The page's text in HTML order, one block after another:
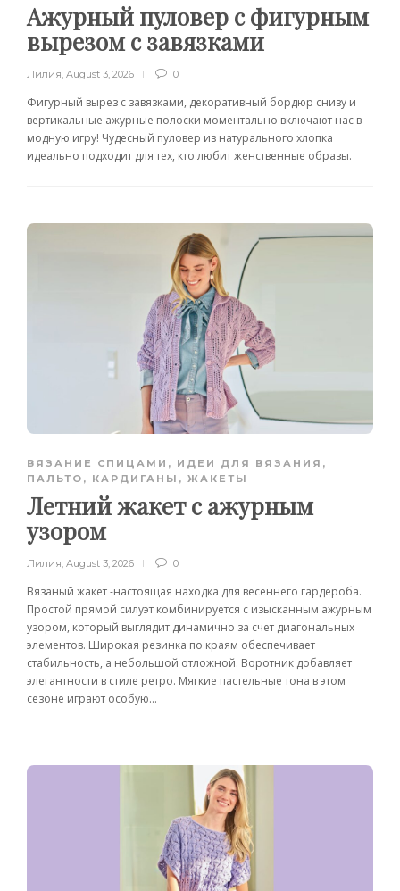
Ажурный пуловер с фигурным
вырезом с завязками
Лилия, August 3, 2026 0
Фигурный вырез с завязками, декоративный бордюр снизу и
вертикальные ажурные полоски моментально включают нас в
модную игру! Чудесный пуловер из натурального хлопка
идеально подходит для тех, кто любит женственные образы.
ВЯЗАНИЕ СПИЦАМИ , ИДЕИ ДЛЯ ВЯЗАНИЯ ,
ПАЛЬТО, КАРДИГАНЫ, ЖАКЕТЫ
Летний жакет с ажурным
узором
Лилия, August 3, 2026 0
Вязаный жакет -настоящая находка для весеннего гардероба.
Простой прямой силуэт комбинируется с изысканным ажурным
узором, который выглядит динамично за счет диагональных
элементов. Широкая резинка по краям обеспечивает
стабильность, а небольшой отложной. Воротник добавляет
элегантности в стиле ретро. Мягкие пастельные тона в этом
сезоне играют особую...